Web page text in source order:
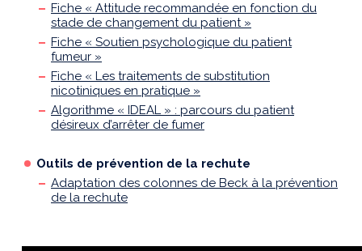
Fiche « Attitude recommandée en fonction du
stade de changement du patient »
Fiche « Soutien psychologique du patient
fumeur »
Fiche « Les traitements de substitution
nicotiniques en pratique »
Algorithme « IDEAL » : parcours du patient
désireux d’arrêter de fumer
Outils de prévention de la rechute
Adaptation des colonnes de Beck à la prévention
de la rechute